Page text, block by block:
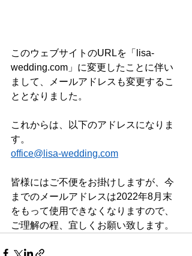
このウェブサイトのURLを「lisa-
wedding.com」に変更したことに伴い
まして、メールアドレスも変更するこ
ととなりました。
これからは、以下のアドレスになりま
す。
office@lisa-wedding.com
皆様にはご不便をお掛けしますが、今
までのメールアドレスは2022年8月末
をもって使用できなくなりますので、
ご理解の程、宜しくお願い致します。